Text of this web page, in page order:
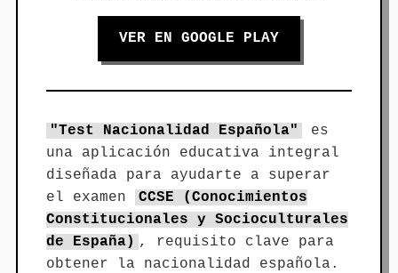
VER EN GOOGLE PLAY
"Test Nacionalidad Española"
es
una aplicación educativa integral
diseñada para ayudarte a superar
el examen
CCSE (Conocimientos
Constitucionales y Socioculturales
de España) , requisito clave para
obtener la nacionalidad española.